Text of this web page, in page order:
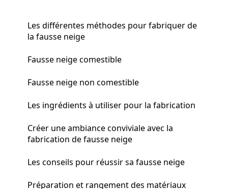
Les différentes méthodes pour fabriquer de
la fausse neige
Fausse neige comestible
Fausse neige non comestible
Les ingrédients à utiliser pour la fabrication
Créer une ambiance conviviale avec la
fabrication de fausse neige
Les conseils pour réussir sa fausse neige
Préparation et rangement des matériaux